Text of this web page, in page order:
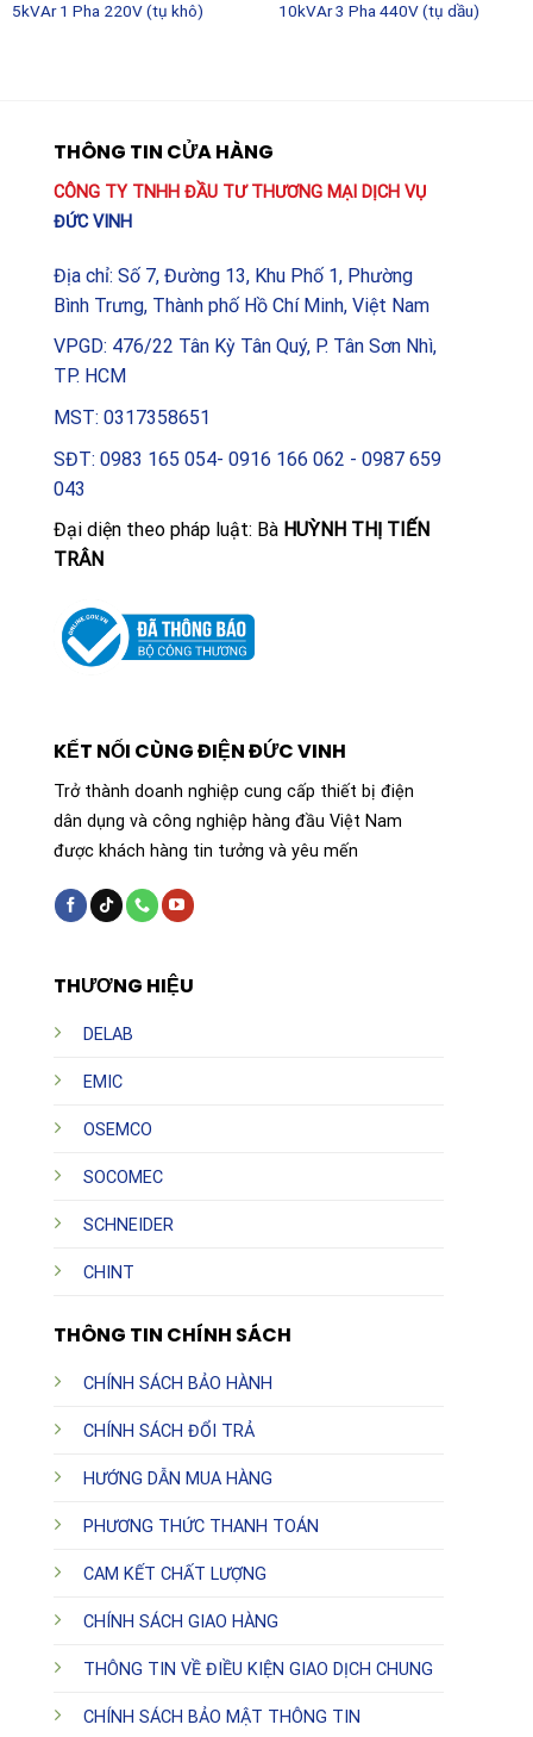
5kVAr 1 Pha 220V (tụ khô)
10kVAr 3 Pha 440V (tụ dầu)
THÔNG TIN CỬA HÀNG
CÔNG TY TNHH ĐẦU TƯ THƯƠNG MẠI DỊCH VỤ
ĐỨC VINH
Địa chỉ: Số 7, Đường 13, Khu Phố 1, Phường
Bình Trưng, Thành phố Hồ Chí Minh, Việt Nam
VPGD: 476/22 Tân Kỳ Tân Quý, P. Tân Sơn Nhì,
TP. HCM
MST: 0317358651
SĐT: 0983 165 054- 0916 166 062 - 0987 659
043
Đại diện theo pháp luật: Bà HUỲNH THỊ TIẾN
TRÂN
THƯƠNG HIỆU
DELAB
EMIC
OSEMCO
SOCOMEC
SCHNEIDER
CHINT
THÔNG TIN CHÍNH SÁCH
CHÍNH SÁCH BẢO HÀNH
CHÍNH SÁCH ĐỔI TRẢ
HƯỚNG DẪN MUA HÀNG
PHƯƠNG THỨC THANH TOÁN
CAM KẾT CHẤT LƯỢNG
CHÍNH SÁCH GIAO HÀNG
THÔNG TIN VỀ ĐIỀU KIỆN GIAO DỊCH CHUNG
CHÍNH SÁCH BẢO MẬT THÔNG TIN
KẾT NỐI CÙNG ĐIỆN ĐỨC VINH
Trở thành doanh nghiệp cung cấp thiết bị điện
dân dụng và công nghiệp hàng đầu Việt Nam
được khách hàng tin tưởng và yêu mến